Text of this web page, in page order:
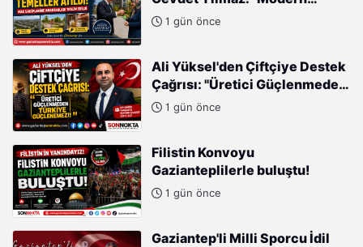
Türkiye'nin İmarında
1 gün önce
Ali Yüksel'den Çiftçiye Destek
Çağrısı: "Üretici Güçlenmeden
Türkiye Güçlenemez!"
1 gün önce
Filistin Konvoyu
Gazianteplilerle buluştu!
1 gün önce
Gaziantep'li Milli Sporcu İdil